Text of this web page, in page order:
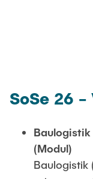
SoSe 26
(Modul)
Baulogistik